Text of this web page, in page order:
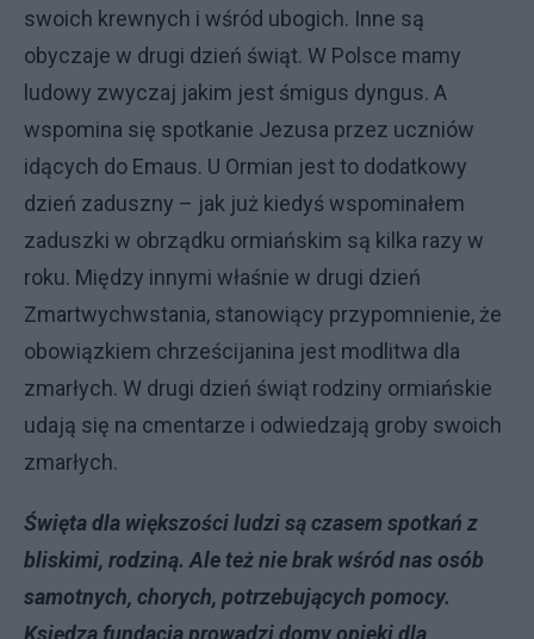
swoich krewnych i wśród ubogich. Inne są
obyczaje w drugi dzień świąt. W Polsce mamy
ludowy zwyczaj jakim jest śmigus dyngus. A
wspomina się spotkanie Jezusa przez uczniów
idących do Emaus. U Ormian jest to dodatkowy
dzień zaduszny – jak już kiedyś wspominałem
zaduszki w obrządku ormiańskim są kilka razy w
roku. Między innymi właśnie w drugi dzień
Zmartwychwstania, stanowiący przypomnienie, że
obowiązkiem chrześcijanina jest modlitwa dla
zmarłych. W drugi dzień świąt rodziny ormiańskie
udają się na cmentarze i odwiedzają groby swoich
zmarłych.
Święta dla większości ludzi są czasem spotkań z
bliskimi, rodziną. Ale też nie brak wśród nas osób
samotnych, chorych, potrzebujących pomocy.
Księdza fundacja prowadzi domy opieki dla